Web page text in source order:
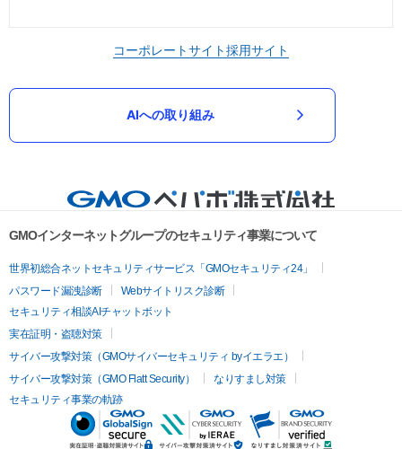
コーポレートサイト採用サイト
AIへの取り組み
GMOインターネットグループのセキュリティ事業について
世界初総合ネットセキュリティサービス「GMOセキュリティ24」
パスワード漏洩診断
Webサイトリスク診断
セキュリティ相談AIチャットボット
実在証明・盗聴対策
サイバー攻撃対策（GMOサイバーセキュリティ byイエラエ）
サイバー攻撃対策（GMO Flatt Security）
なりすまし対策
セキュリティ事業の軌跡